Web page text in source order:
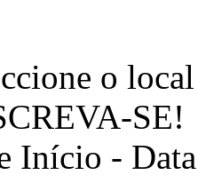
o
SE!
Início -